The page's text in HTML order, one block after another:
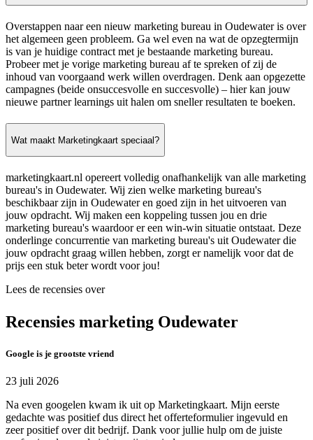
Overstappen naar een nieuw marketing bureau in Oudewater is over
het algemeen geen probleem. Ga wel even na wat de opzegtermijn
is van je huidige contract met je bestaande marketing bureau.
Probeer met je vorige marketing bureau af te spreken of zij de
inhoud van voorgaand werk willen overdragen. Denk aan opgezette
campagnes (beide onsuccesvolle en succesvolle) – hier kan jouw
nieuwe partner learnings uit halen om sneller resultaten te boeken.
Wat maakt Marketingkaart speciaal?
marketingkaart.nl opereert volledig onafhankelijk van alle marketing
bureau's in Oudewater. Wij zien welke marketing bureau's
beschikbaar zijn in Oudewater en goed zijn in het uitvoeren van
jouw opdracht. Wij maken een koppeling tussen jou en drie
marketing bureau's waardoor er een win-win situatie ontstaat. Deze
onderlinge concurrentie van marketing bureau's uit Oudewater die
jouw opdracht graag willen hebben, zorgt er namelijk voor dat de
prijs een stuk beter wordt voor jou!
Lees de recensies over
Recensies marketing Oudewater
Google is je grootste vriend
23 juli 2026
Na even googelen kwam ik uit op Marketingkaart. Mijn eerste
gedachte was positief dus direct het offerteformulier ingevuld en
zeer positief over dit bedrijf. Dank voor jullie hulp om de juiste